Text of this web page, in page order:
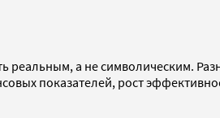
а не символическим.
показателей, рост